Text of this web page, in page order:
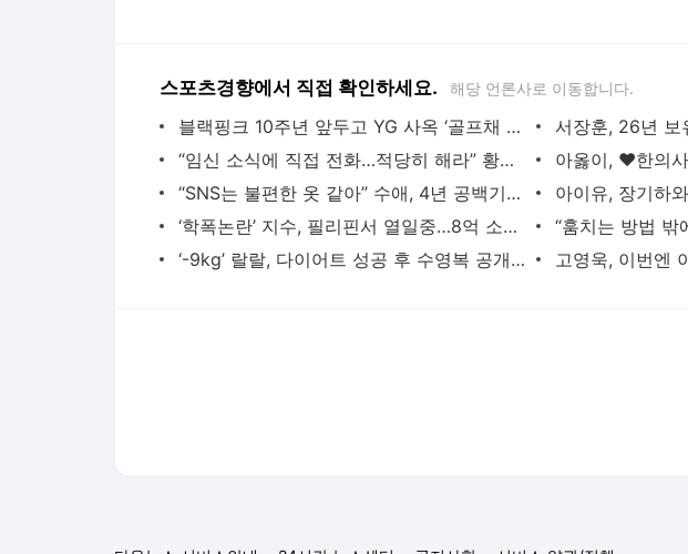
스포츠경향에서 직접 확인하세요. 해당 언론사로 이동합니다.
블랙핑크 10주년 앞두고 YG 사옥 ‘골프채 난동’ 포착
“임신 소식에 직접 전화…적당히 해라” 황정민 팬 B씨, 폭로자 A씨에 일갈
“SNS는 불편한 옷 같아” 수애, 4년 공백기의 진짜 이유는 ‘편성 불발’
‘학폭논란’ 지수, 필리핀서 열일중…8억 소송 끝내고 필리핀서 함박웃음
‘-9kg’ 랄랄, 다이어트 성공 후 수영복 공개 “빠른 시간에 돼지로…”